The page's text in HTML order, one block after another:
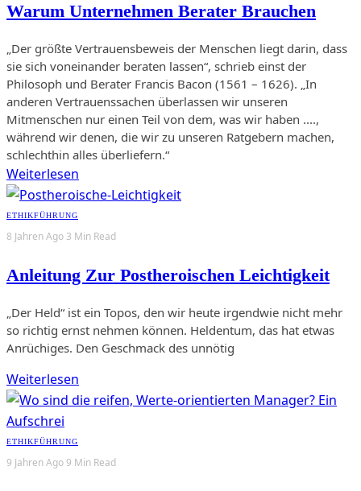
Warum Unternehmen Berater Brauchen
„Der größte Vertrauensbeweis der Menschen liegt darin, dass
sie sich voneinander beraten lassen“, schrieb einst der
Philosoph und Berater Francis Bacon (1561 – 1626). „In
anderen Vertrauenssachen überlassen wir unseren
Mitmenschen nur einen Teil von dem, was wir haben ....,
während wir denen, die wir zu unseren Ratgebern machen,
schlechthin alles überliefern.“
Weiterlesen
ETHIKFÜHRUNG
8 Jahren Ago 3 Min Read
Anleitung Zur Postheroischen Leichtigkeit
„Der Held“ ist ein Topos, den wir heute irgendwie nicht mehr
so richtig ernst nehmen können. Heldentum, das hat etwas
Anrüchiges. Den Geschmack des unnötig
Weiterlesen
ETHIKFÜHRUNG
9 Jahren Ago9 Min Read